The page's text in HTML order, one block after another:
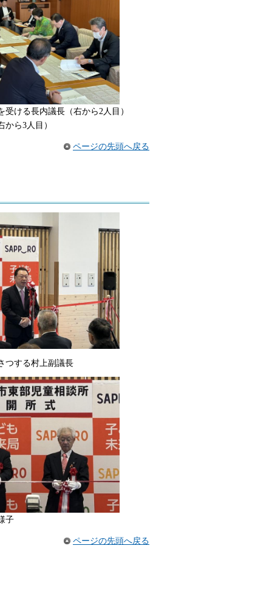
受ける長内議長（右から2人目）
ら3人目）
ページの先頭へ戻る
つする村上副議長
子
ページの先頭へ戻る